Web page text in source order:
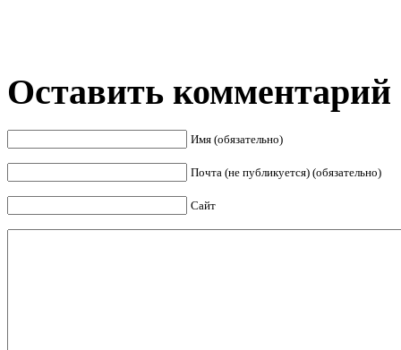
Оставить комментарий
Имя (обязательно)
Почта (не публикуется) (обязательно)
Сайт